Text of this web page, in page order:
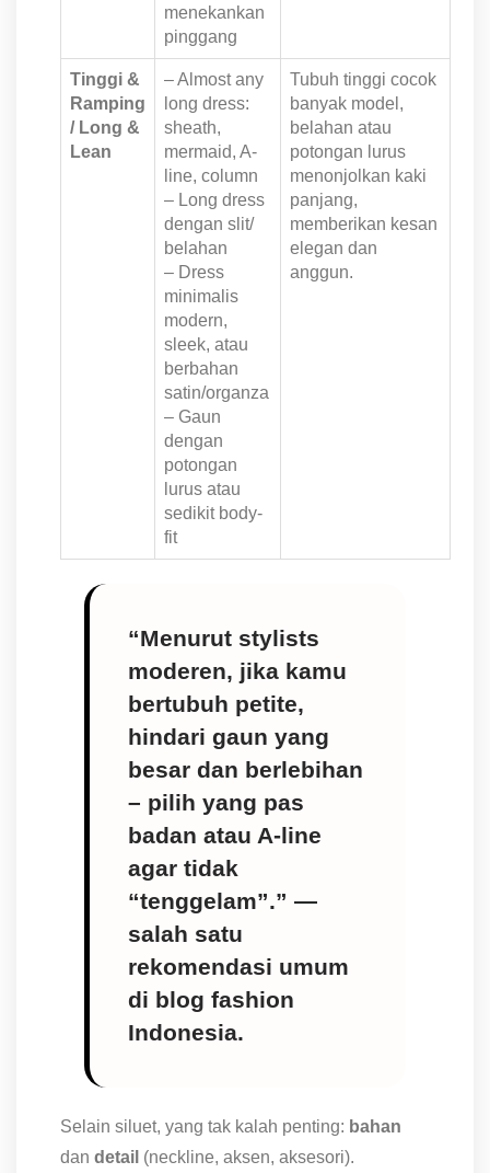
menekankan
pinggang
Tinggi &
Ramping
/ Long &
Lean
– Almost any
long dress:
sheath,
mermaid, A-
line, column
– Long dress
dengan slit/
belahan
– Dress
minimalis
modern,
sleek, atau
berbahan
satin/organza
– Gaun
dengan
potongan
lurus atau
sedikit body-
fit
Tubuh tinggi cocok
banyak model,
belahan atau
potongan lurus
menonjolkan kaki
panjang,
memberikan kesan
elegan dan
anggun.
“Menurut stylists
moderen, jika kamu
bertubuh petite,
hindari gaun yang
besar dan berlebihan
– pilih yang pas
badan atau A-line
agar tidak
“tenggelam”.” —
salah satu
rekomendasi umum
di blog fashion
Indonesia.
Selain siluet, yang tak kalah penting: bahan
dan detail (neckline, aksen, aksesori).